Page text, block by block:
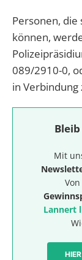
Personen, die
können,
089/2910-0,
in Verbindung
Mit
Von
Lannert